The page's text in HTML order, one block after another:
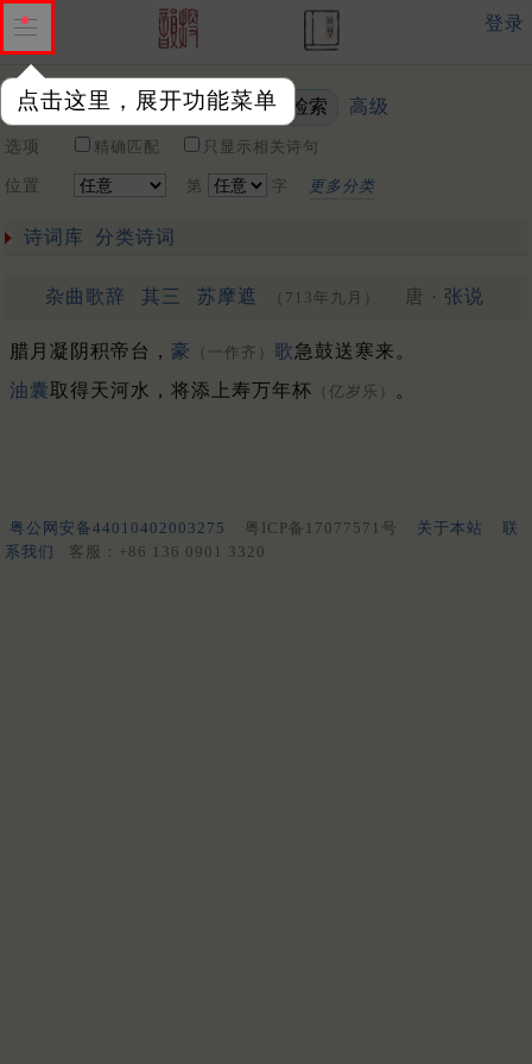
点击这里，展开功能菜单
登录
关键词 高级
选项 精确匹配 只显示相关诗句
位置 第 字 更多分类
诗词库 分类诗词
杂曲歌辞 其三 苏摩遮 （713年九月） 唐 · 张说
腊月凝阴积帝台， 豪 （一作齐） 歌急鼓送寒来。
油囊取得天河水，将添上寿万年杯 （亿岁乐） 。
粤公网安备44010402003275 粤ICP备17077571号 关于本站
联
系我们
客服：+86 136 0901 3320